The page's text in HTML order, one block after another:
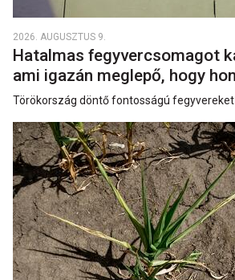
2026. AUGUSZTUS 9.
Hatalmas fegyvercsomagot
ami igazán meglepő, hogy
Törökország döntő fontosságú fegyvereket